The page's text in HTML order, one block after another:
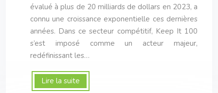
évalué à plus de 20 milliards de dollars en 2023, a
connu une croissance exponentielle ces dernières
années. Dans ce secteur compétitif, Keep It 100
s’est imposé comme un acteur majeur,
redéfinissant les…
Lire la suite